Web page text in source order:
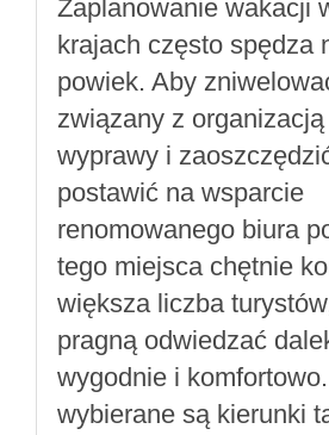
Zaplanowanie wakacji
krajach często spędza
powiek. Aby
związany z
wyprawy i
postawić na wsparcie
renomowanego biura
tego miejsca chętnie
większa liczba
pragną odwiedzać
wygodnie i
wybierane są kierunki